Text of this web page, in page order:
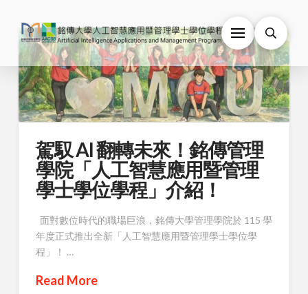
駕馭 AI 翻轉未來！銘傳管理
學院「人工智慧應用暨管理
學士學位學程」介紹！
面對數位時代的職場巨浪，銘傳大學管理學院於 115 學
年度正式推出全新「人工智慧應用暨管理學士學位學
程」！ …
Read More